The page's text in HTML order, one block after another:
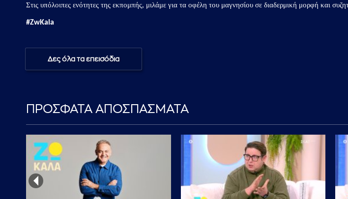
Στις υπόλοιπες ενότητες της εκπομπής, μιλάμε για τα οφέλη του μαγνησίου σε διαδερμική μορφή και
#ZwKala
Δες όλα τα επεισόδια
ΠΡΟΣΦΑΤΑ ΑΠΟΣΠΑΣΜΑΤΑ